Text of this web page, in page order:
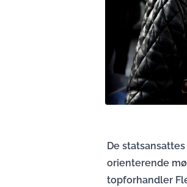
De
orienterende
topforhandler